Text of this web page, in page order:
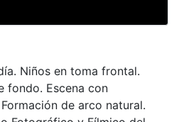
Niños en toma frontal.
fondo. Escena con
de arco natural.